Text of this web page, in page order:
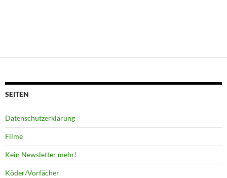
SEITEN
Datenschutzerklärung
Filme
Kein Newsletter mehr!
Köder/Vorfächer